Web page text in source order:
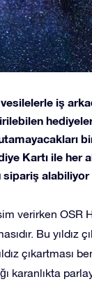
iş
Kartı ile her
alabiliyor
verirken OSR
Bu yıldız
çıkartması
karanlıkta